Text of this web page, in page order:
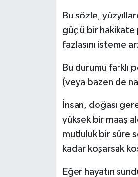
Bu sözle,
güçlü bir
fazlasını isteme
Bu durumu farklı
(veya bazen de
İnsan, doğası
yüksek bir maaş
mutluluk bir süre
kadar koşarsak
Eğer hayatın
GÜNDEM
MAGAZİN
Resmi İlan